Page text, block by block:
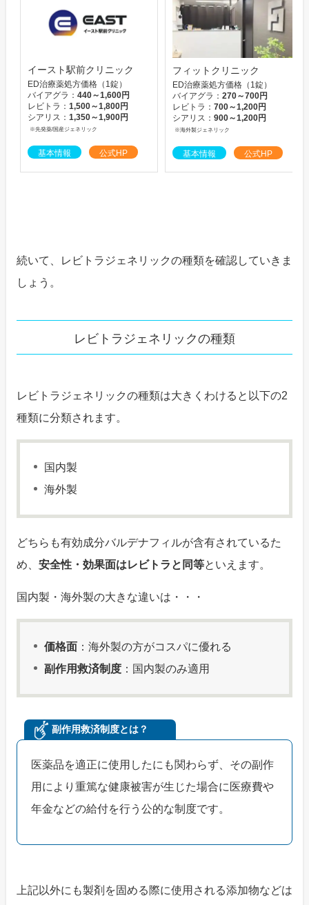
イースト駅前クリニック
ED治療薬処方価格（1錠）
バイアグラ： 440～1,600円
レビトラ： 1,500～1,800円
シアリス： 1,350～1,900円
※先発薬/国産ジェネリック
基本情報 公式HP
フィットクリニック
ED治療薬処方価格（1錠）
バイアグラ： 270～700円
レビトラ： 700～1,200円
シアリス： 900～1,200円
※海外製ジェネリック
基本情報 公式HP
続いて、レビトラジェネリックの種類を確認していきま
しょう。
レビトラジェネリックの種類
レビトラジェネリックの種類は大きくわけると以下の2
種類に分類されます。
国内製
海外製
どちらも有効成分バルデナフィルが含有されているた
め、 安全性・効果面はレビトラと同等といえます。
国内製・海外製の大きな違いは・・・
価格面：海外製の方がコスパに優れる
副作用救済制度：国内製のみ適用
副作用救済制度とは？
医薬品を適正に使用したにも関わらず、その副作
用により重篤な健康被害が生じた場合に医療費や
年金などの給付を行う公的な制度です。
上記以外にも製剤を固める際に使用される添加物などは